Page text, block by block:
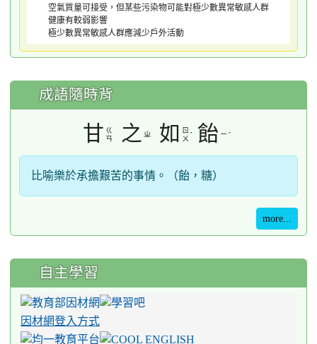
空氣質量可接受，但某些污染物可能對極少數異常敏感人群
健康有較弱影響
極少數異常敏感人群應減少戶外活動
成語隨時背
甘 ㄍ
ㄢ
之 ㄓ 如
ㄖ
ㄨ ˊ 飴 ㄧ ˊ
比喻樂於承擔艱苦的事情。（飴，糖）
more...
自主學習
因材網登入方式